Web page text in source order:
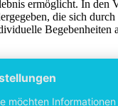
ermöglicht. In den
die sich durch
Begebenheiten